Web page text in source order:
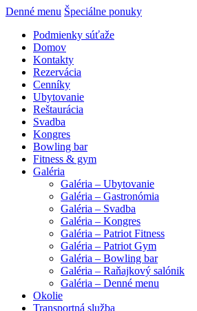
Denné menu Špeciálne ponuky
Podmienky súťaže
Domov
Kontakty
Rezervácia
Cenníky
Ubytovanie
Reštaurácia
Svadba
Kongres
Bowling bar
Fitness & gym
Galéria
Galéria – Ubytovanie
Galéria – Gastronómia
Galéria – Svadba
Galéria – Kongres
Galéria – Patriot Fitness
Galéria – Patriot Gym
Galéria – Bowling bar
Galéria – Raňajkový salónik
Galéria – Denné menu
Okolie
Transportná služba